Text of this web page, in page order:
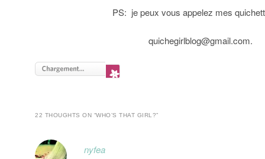
PS: je peux vous appelez mes
quichegirlblog@gmail.com.
22 THOUGHTS ON “WHO’S THAT GIRL?”
nyfea